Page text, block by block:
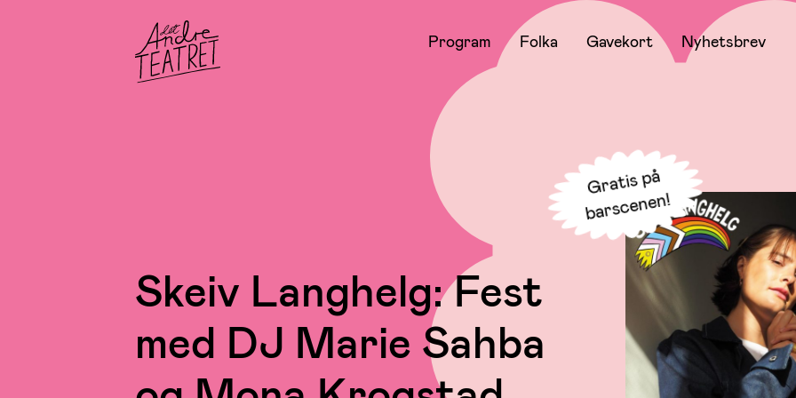
Program Folka Gavekort Nyhetsbrev
Skeiv Langhelg: Fest
med DJ Marie Sahba
Gratis på
barscenen!